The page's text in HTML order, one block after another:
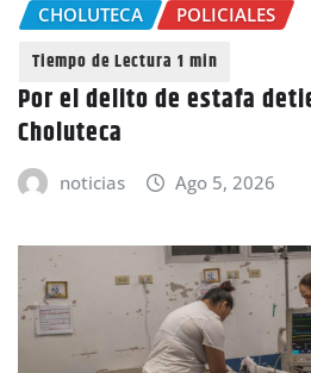
CHOLUTECA POLICIALES
Por el delito de estafa
Choluteca
noticias Ago 5, 2026